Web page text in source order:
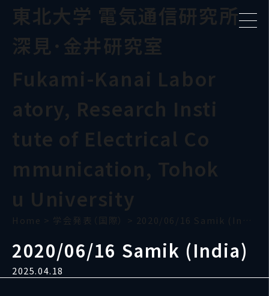
東北大学 電気通信研究所
深見･金井研究室
Fukami-Kanai Labor
atory, Research Insti
tute of Electrical Co
mmunication, Tohok
u University
Home > 学会発表（国際） > 2020/06/16 Samik (India)
2020/06/16 Samik (India)
2025.04.18